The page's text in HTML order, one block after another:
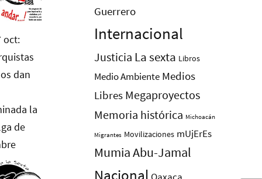
Guerrero
Internacional
Justicia La sexta Libros
Medio Ambiente Medios
Libres Megaproyectos
Memoria histórica Michoacán
Migrantes Movilizaciones mUjErEs
Mumia Abu-Jamal